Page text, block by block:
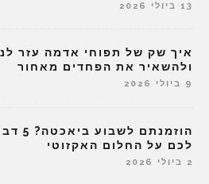
13 ביולי 2026
איך שק של תפוחי אדמה עזר
ולהשאיר את הפחדים מאחור
9 ביולי 2026
לכם על החלום האקזוטי
2 ביולי 2026